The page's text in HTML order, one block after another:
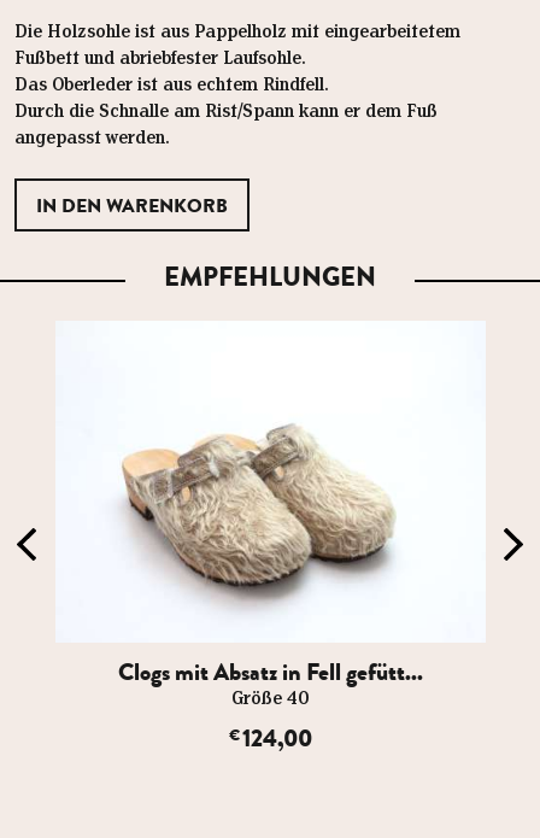
Die Holzsohle ist aus Pappelholz mit eingearbeitetem
Fußbett und abriebfester Laufsohle.
Das Oberleder ist aus echtem Rindfell.
Durch die Schnalle am Rist/Spann kann er dem Fuß
angepasst werden.
EMPFEHLUNGEN
Clogs mit Absatz in Fell gefütt...
Größe 40
€124,00